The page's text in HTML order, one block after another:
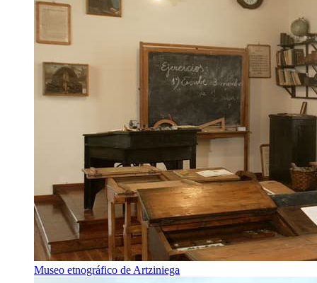
Museo etnográfico de Artziniega